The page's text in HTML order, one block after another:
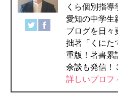
くら個別指導
愛知の中学生
ブログを日々
拙著「くにた
重版！著書累
余談も発信！
詳しいプロフ